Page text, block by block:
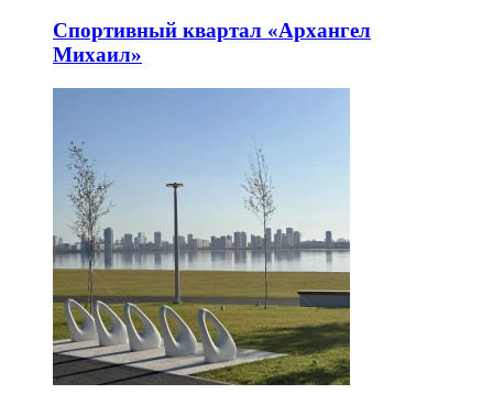
Спортивный квартал «Архангел
Михаил»